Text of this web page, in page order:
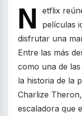
N
etflix
películas
disfrutar una
Entre las más
como una de
la historia de la
Charlize
escaladora que